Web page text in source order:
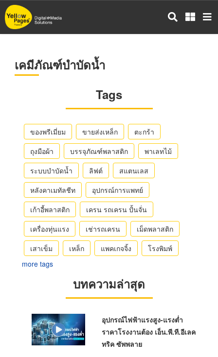
ข้าม
ไป
เคมีภัณฑ์บำบัดน้ำ
Tags
ของพรีเมี่ยม ขายส่งเหล็ก
ตะกร้า
ถุงมือผ้า
บรรจุภัณฑ์พลาสติก
พาเลทไม้
ระบบบำบัดน้ำ
ลิฟต์
สแตนเลส
หลังคาเมทัลชีท
อุปกรณ์การแพทย์
เก้าอี้พลาสติก
เครน รถเครน ปั้นจั่น
เครื่องทุ่นแรง
เช่ารถเครน
เม็ดพลาสติก
เสาเข็ม
เหล็ก แพคเกจจิ้ง
โรงพิมพ์
more tags
บทความล่าสุด
อุปกรณ์ไฟฟ้าแรงสูง-แรงต่ำ
ราคาโรงงานต้อง เอ็น.พี.ที.อีเลค
ทริค ซัพพลาย